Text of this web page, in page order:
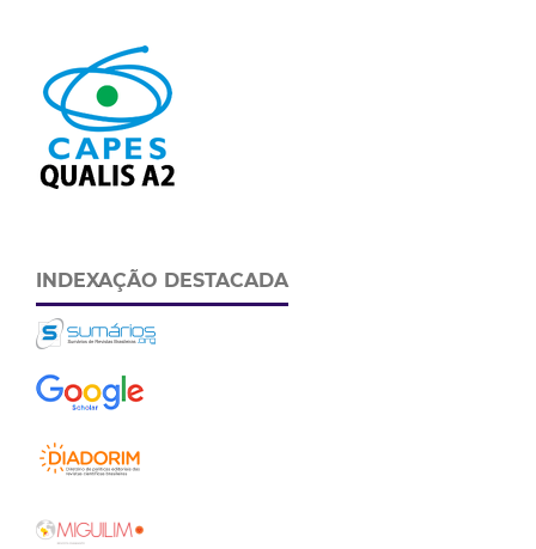
INDEXAÇÃO DESTACADA